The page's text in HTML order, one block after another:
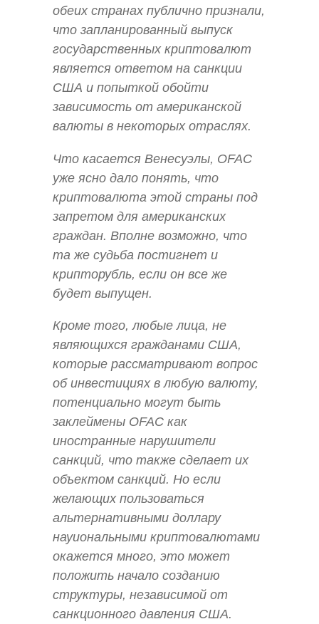
обеих странах публично признали,
что запланированный выпуск
государственных криптовалют
является ответом на санкции
США и попыткой обойти
зависимость от американской
валюты в некоторых отраслях.
Что касается Венесуэлы, OFAC
уже ясно дало понять, что
криптовалюта этой страны под
запретом для американских
граждан. Вполне возможно, что
та же судьба постигнет и
крипторубль, если он все же
будет выпущен.
Кроме того, любые лица, не
являющихся гражданами США,
которые рассматривают вопрос
об инвестициях в любую валюту,
потенциально могут быть
заклеймены OFAC как
иностранные нарушители
санкций, что также сделает их
объектом санкций. Но если
желающих пользоваться
альтернативными доллару
науиональными криптовалютами
окажется много, это может
положить начало созданию
структуры, независимой от
санкционного давления США.